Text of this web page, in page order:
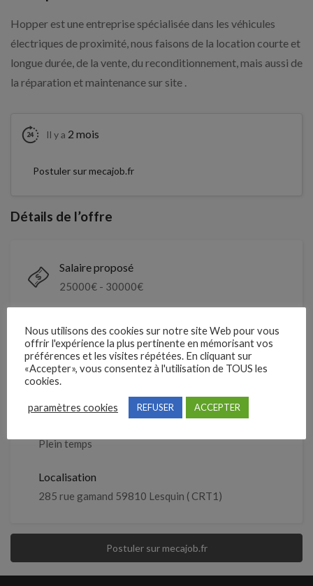
Hopper est une entreprise spécialisée dans les véhicules
électriques de proximité, nous faisons de la location courte et
longue durée, de la vente, du reconditionnement, mais aussi de
la réparation et maintenance sur site .
Il y a 2 mois
Postuler sur mecajob.fr
Détails de l’offre
Salaire proposé
25000€ - 30000€
SAS Hopper
Référence
Plein temps
Localisation
285 rue gamand 59810 Lesquin ( CRT1)
Postuler sur mecajob.fr
Nous utilisons des cookies sur notre site Web pour vous
offrir l'expérience la plus pertinente en mémorisant vos
préférences et les visites répétées. En cliquant sur
«Accepter», vous consentez à l'utilisation de TOUS les
cookies.
paramètres cookies REFUSER ACCEPTER